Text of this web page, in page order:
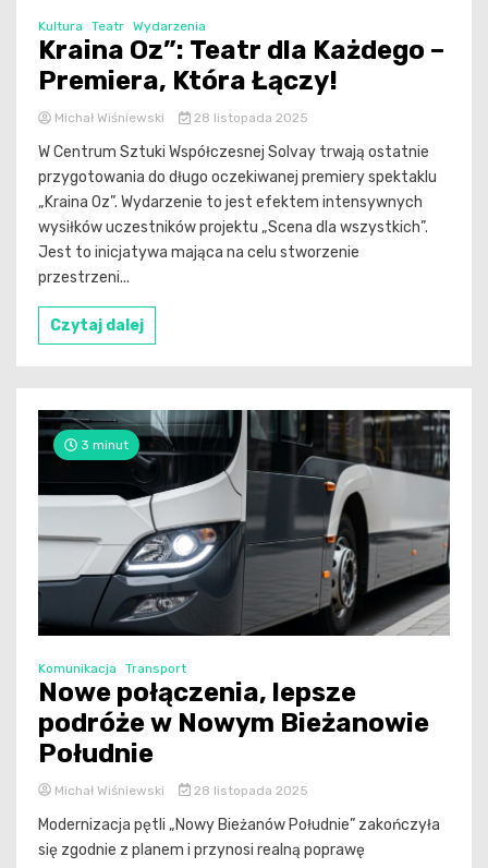
Kultura Teatr Wydarzenia
Kraina Oz”: Teatr dla Każdego –
Premiera, Która Łączy!
Michał Wiśniewski 28 listopada 2025
W Centrum Sztuki Współczesnej Solvay trwają ostatnie
przygotowania do długo oczekiwanej premiery spektaklu
„Kraina Oz”. Wydarzenie to jest efektem intensywnych
wysiłków uczestników projektu „Scena dla wszystkich”.
Jest to inicjatywa mająca na celu stworzenie
przestrzeni...
Czytaj dalej
3 minut
Komunikacja Transport
Nowe połączenia, lepsze
podróże w Nowym Bieżanowie
Południe
Michał Wiśniewski 28 listopada 2025
Modernizacja pętli „Nowy Bieżanów Południe” zakończyła
się zgodnie z planem i przynosi realną poprawę